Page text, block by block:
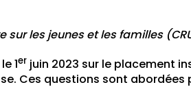
les jeunes et les familles
1er juin 2023 sur le placement
Ces questions sont